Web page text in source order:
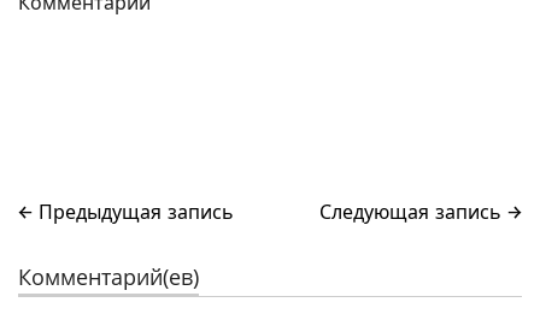
← Предыдущая запись Следующая запись →
Комментарий(ев)